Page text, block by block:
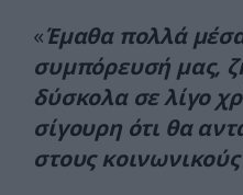
«Έμαθα πολλά
συμπόρευσή μας,
δύσκολα σε λίγο
σίγουρη ότι θα
στους